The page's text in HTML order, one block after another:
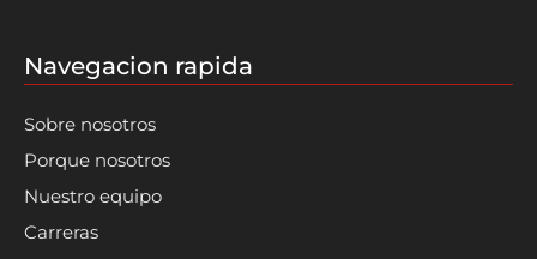
Navegacion rapida
Sobre nosotros
Porque nosotros
Nuestro equipo
Carreras